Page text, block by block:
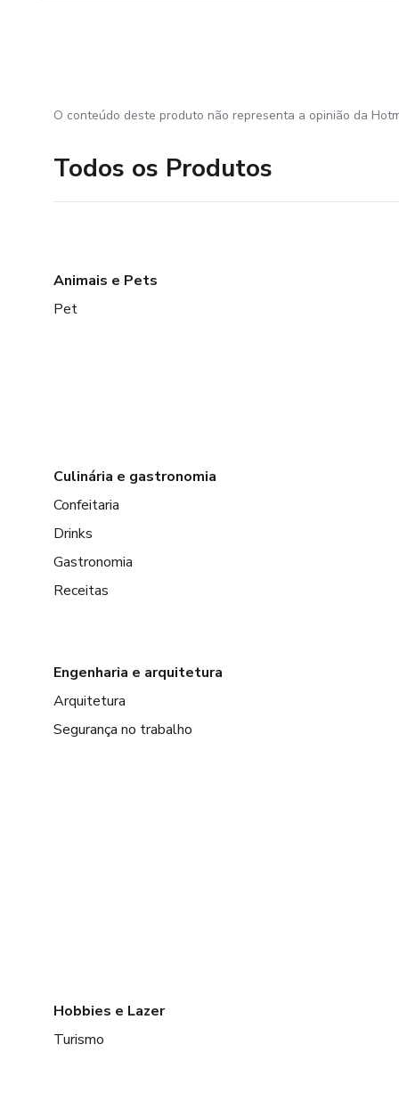
O conteúdo deste produto não representa a opinião da
Todos os Produtos
Animais e Pets
Pet
Culinária e gastronomia
Confeitaria
Drinks
Gastronomia
Receitas
Engenharia e arquitetura
Arquitetura
Segurança no trabalho
Hobbies e Lazer
Turismo